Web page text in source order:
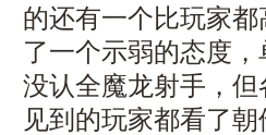
的还有一个比玩家
了一个示弱的态度
没认全魔龙射手，
见到的玩家都看了